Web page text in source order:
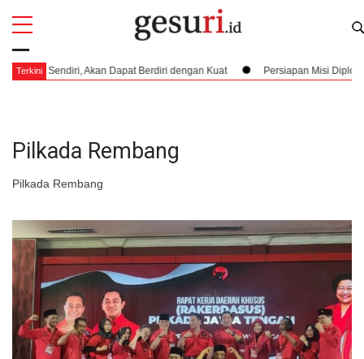
TerkiniAkan Dapat Berdiri dengan Kuat Persiapan Misi Diplomatik
Pilkada Rembang
Pilkada Rembang
All